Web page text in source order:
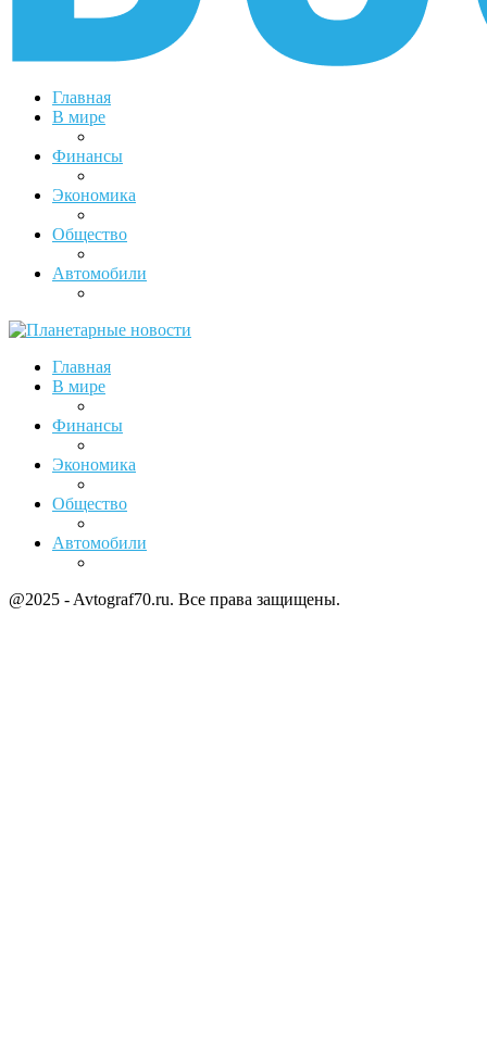
Главная
В мире
Финансы
Экономика
Общество
Автомобили
Главная
В мире
Финансы
Экономика
Общество
Автомобили
@2025 - Avtograf70.ru. Все права защищены.